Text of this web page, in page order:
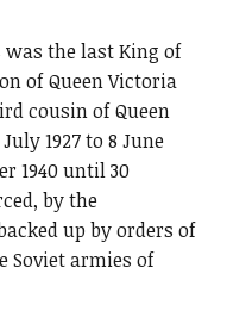
the last King of
of Queen Victoria
cousin of Queen
1927 to 8 June
1940 until 30
by the
up by orders of
Soviet armies of